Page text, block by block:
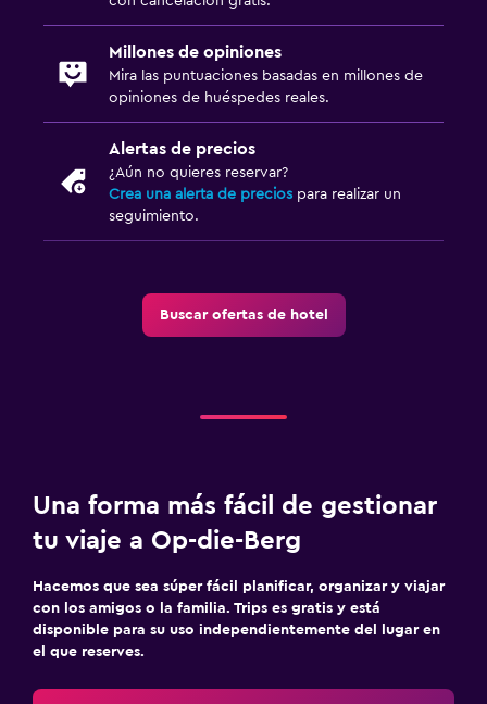
Millones de opiniones
Mira las puntuaciones basadas en millones de
opiniones de huéspedes reales.
Alertas de precios
¿Aún no quieres reservar?
Crea una alerta de precios para realizar un
seguimiento.
Buscar ofertas de hotel
Una forma más fácil de gestionar
tu viaje a Op-die-Berg
Hacemos que sea súper fácil planificar, organizar y viajar
con los amigos o la familia. Trips es gratis y está
disponible para su uso independientemente del lugar en
el que reserves.